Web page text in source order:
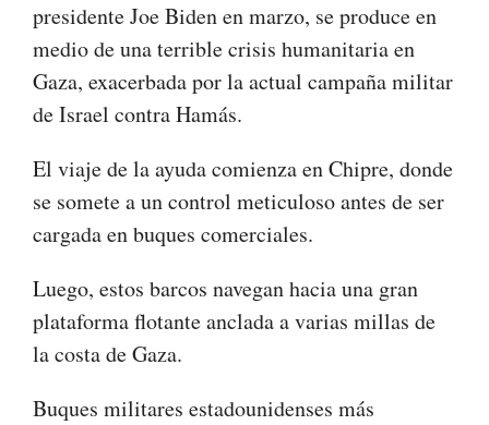
presidente Joe Biden en marzo, se produce en
medio de una terrible crisis humanitaria en
Gaza, exacerbada por la actual campaña militar
de Israel contra Hamás.
El viaje de la ayuda comienza en Chipre, donde
se somete a un control meticuloso antes de ser
cargada en buques comerciales.
Luego, estos barcos navegan hacia una gran
plataforma flotante anclada a varias millas de
la costa de Gaza.
Buques militares estadounidenses más